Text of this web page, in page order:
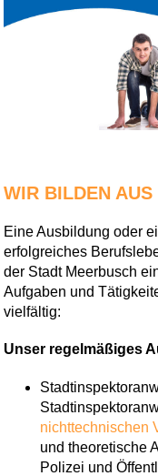
WIR BILDEN AUS
Eine Ausbildung oder
erfolgreiches
der Stadt Meerbusch
Aufgaben und
vielfältig:
Unser regelmäßiges
nichttechnischen
und theoretische
Polizei und